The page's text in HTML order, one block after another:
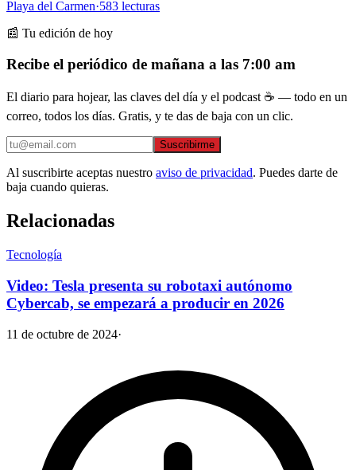
Playa del Carmen·583 lecturas
📰 Tu edición de hoy
Recibe el periódico de mañana a las 7:00 am
El diario para hojear, las claves del día y el podcast ☕ — todo en un
correo, todos los días. Gratis, y te das de baja con un clic.
Suscribirme
Al suscribirte aceptas nuestro aviso de privacidad. Puedes darte de
baja cuando quieras.
Relacionadas
Tecnología
Video: Tesla presenta su robotaxi autónomo
Cybercab, se empezará a producir en 2026
11 de octubre de 2024·